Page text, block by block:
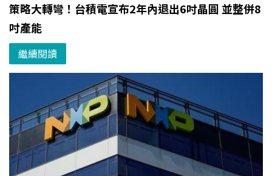
策略大轉彎！台積電宣布2年內退出6吋晶圓 並整併8
吋產能
繼續閱讀